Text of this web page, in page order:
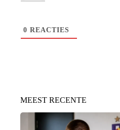
0 REACTIES
MEEST RECENTE